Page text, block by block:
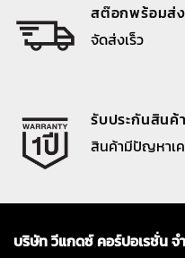
สต๊อกพร้อมส่ง
จัดส่งเร็ว
รับประกันสินค้
สินค้ามีปัญหาเ
บริษัท วีแกดซ์ คอร์ปอเรชั่น จ